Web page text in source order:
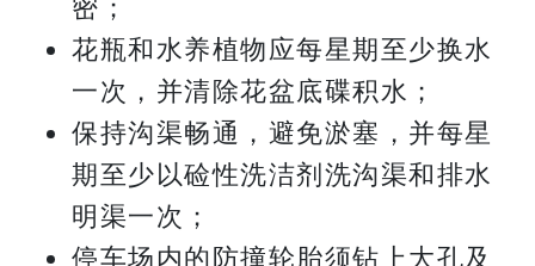
密；
花瓶和水养植物应每星期至少换水
一次，并清除花盆底碟积水；
保持沟渠畅通，避免淤塞，并每星
期至少以硷性洗洁剂洗沟渠和排水
明渠一次；
停车场内的防撞轮胎须钻上大孔及